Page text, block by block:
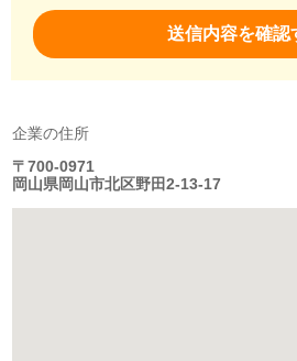
企業の住所
〒700-0971
岡山県岡山市北区野田2-13-17